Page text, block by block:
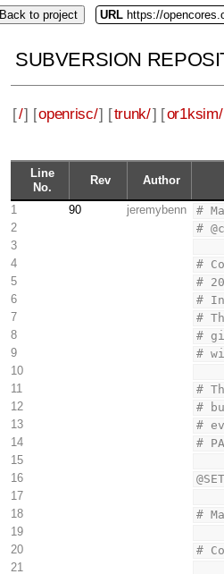
Back to project URL https://
SUBVERSION
[/] [openrisc/] [trunk/] [or1ksim/
Line
No.
Rev Author
1 90 jeremybenn
#
2
#
3
4
#
5
#
6
#
7
#
8
#
9
#
10
11
#
12
#
13
#
14
#
15
16
17
18
#
19
20
#
21